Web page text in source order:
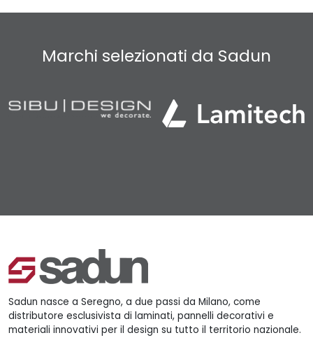
Marchi selezionati da Sadun
Sadun nasce a Seregno, a due passi da Milano, come
distributore esclusivista di laminati, pannelli decorativi e
materiali innovativi per il design su tutto il territorio nazionale.